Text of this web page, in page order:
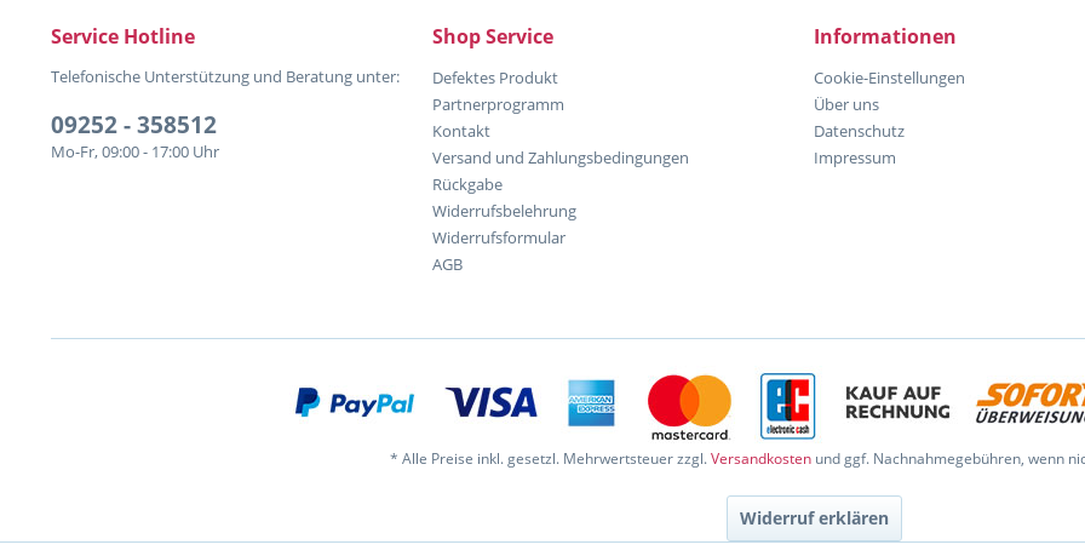
Service Hotline
Telefonische Unterstützung und Beratung unter:
09252 - 358512
Mo-Fr, 09:00 - 17:00 Uhr
Shop Service
Defektes Produkt
Partnerprogramm
Kontakt
Versand und Zahlungsbedingungen
Rückgabe
Widerrufsbelehrung
Widerrufsformular
AGB
Informationen
Cookie-Einstellungen
Über uns
Datenschutz
Impressum
* Alle Preise inkl. gesetzl. Mehrwertsteuer zzgl.Versandkostenund ggf. Nachnahmegebühren, wenn
Widerruf erklären